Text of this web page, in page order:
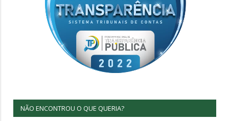
NÃO ENCONTROU O QUE QUERIA?